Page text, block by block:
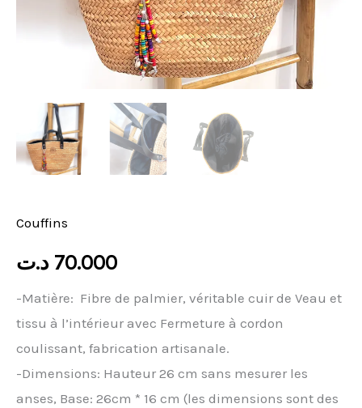
Couffins
70.000 د.ت
-Matière: Fibre de palmier, véritable cuir de Veau et
tissu à l’intérieur avec Fermeture à cordon
coulissant, fabrication artisanale.
-Dimensions: Hauteur 26 cm sans mesurer les
anses, Base: 26cm * 16 cm (les dimensions sont des